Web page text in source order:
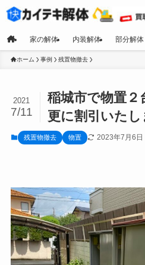
家の解体 内装解体 部分解
ホーム 事例 残置物撤去
稲城市で物置２
更に割引いたし
2021
7/11
残置物撤去 物置 2023年7月6日